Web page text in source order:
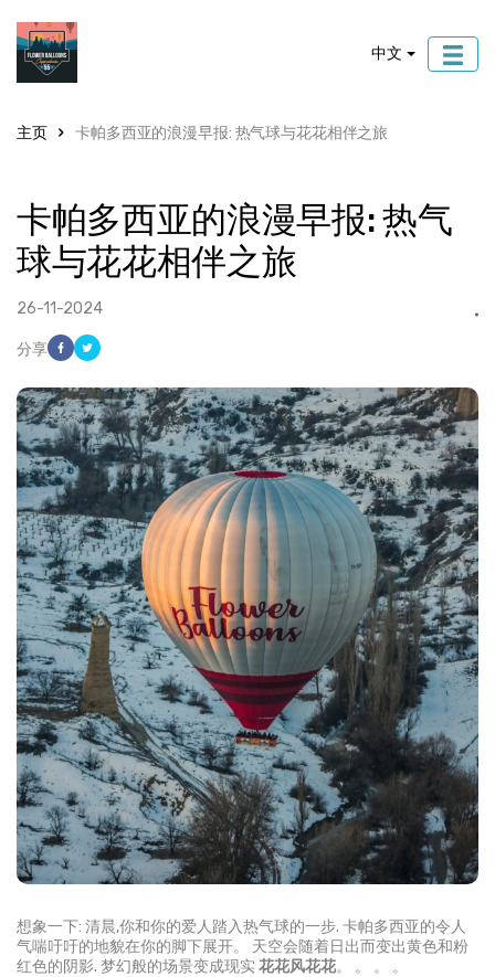
中文
主页 卡帕多西亚的浪漫早报: 热气球与花花相伴之旅
卡帕多西亚的浪漫早报: 热气
球与花花相伴之旅
26-11-2024
分享
想象一下: 清晨,你和你的爱人踏入热气球的一步. 卡帕多西亚的令人
气喘吁吁的地貌在你的脚下展开。 天空会随着日出而变出黄色和粉
红色的阴影. 梦幻般的场景变成现实 花花风花花。 。 。 。